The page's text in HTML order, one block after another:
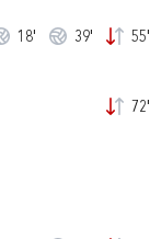
18' 39' 55'
72'